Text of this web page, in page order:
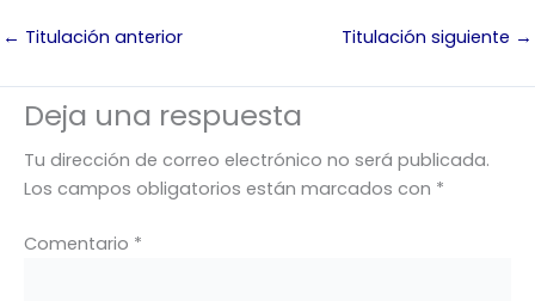
← Titulación anterior Titulación siguiente →
Deja una respuesta
Tu dirección de correo electrónico no será publicada.
Los campos obligatorios están marcados con *
Comentario *